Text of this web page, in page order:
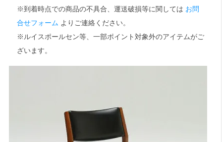
※到着時点での商品の不具合、運送破損等に関しては お問
合せフォーム よりご連絡ください。
※ルイスポールセン等、一部ポイント対象外のアイテムがご
ざいます。